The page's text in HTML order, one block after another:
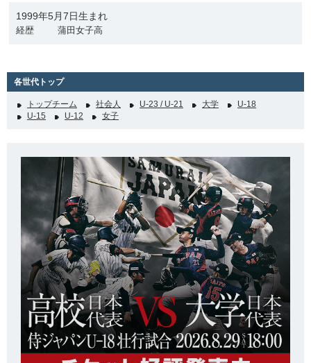
1999年5月7日生まれ
経歴 蒲田女子高
各世代トップ
トップチーム 社会人 U-23 / U-21 大学
U-18
U-15
U-12 女子